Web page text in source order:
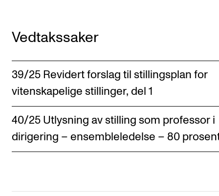
Forskningsetikk
Markedsføring, program og plakat
Låne utstyr – lyd, lys og video
ORGANISASJON
Vedtakssaker
39/25 Revidert forslag til stillingsplan for
vitenskapelige stillinger, del 1
40/25 Utlysning av stilling som professor i
dirigering – ensembleledelse – 80